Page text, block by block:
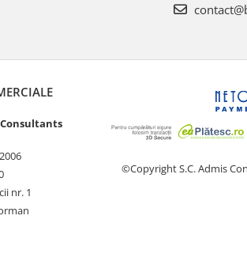
Consultants
nr. 1
©Copyright S.C. Admis